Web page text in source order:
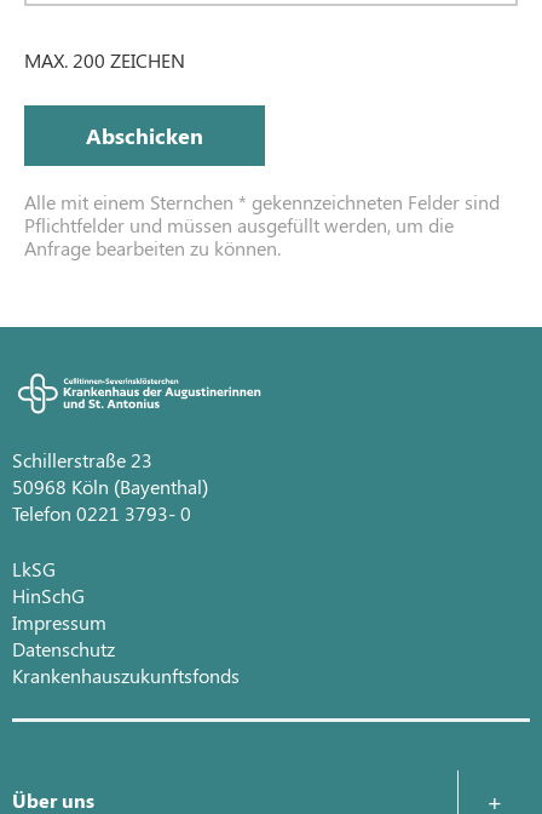
MAX. 200 ZEICHEN
Abschicken
Alle mit einem Sternchen * gekennzeichneten Felder sind
Pflichtfelder und müssen ausgefüllt werden, um die
Anfrage bearbeiten zu können.
Schillerstraße 23
50968 Köln (Bayenthal)
Telefon 0221 3793- 0
LkSG
HinSchG
Impressum
Datenschutz
Krankenhauszukunftsfonds
Über uns